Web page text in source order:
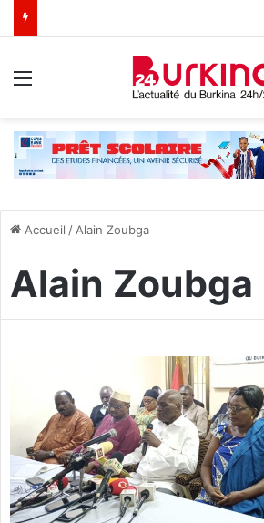
Accueil / Alain Zoubga
Alain Zoubga